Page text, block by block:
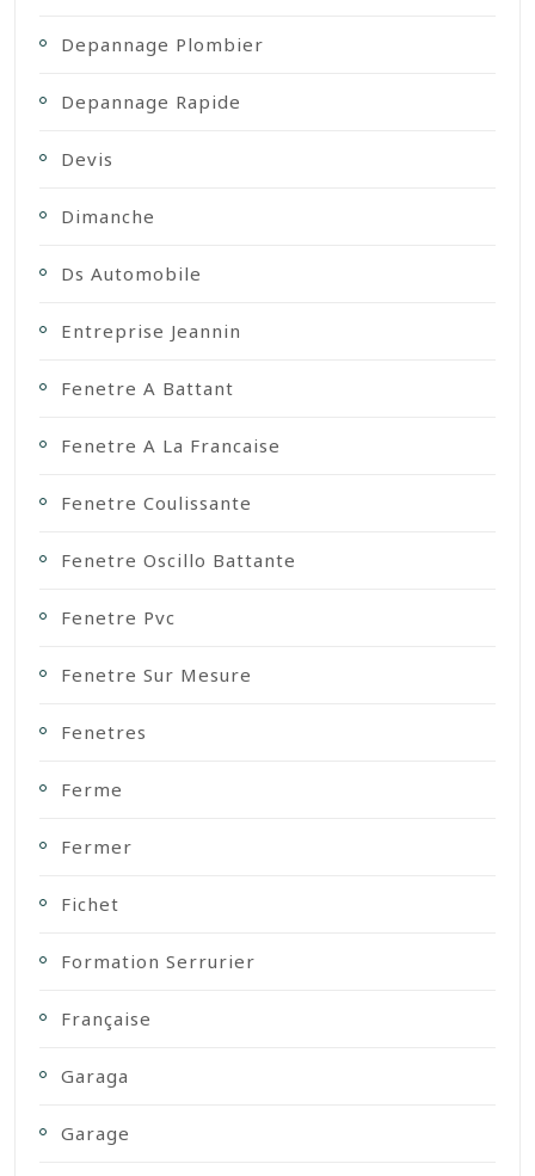
Depannage Plombier
Depannage Rapide
Devis
Dimanche
Ds Automobile
Entreprise Jeannin
Fenetre A Battant
Fenetre A La Francaise
Fenetre Coulissante
Fenetre Oscillo Battante
Fenetre Pvc
Fenetre Sur Mesure
Fenetres
Ferme
Fermer
Fichet
Formation Serrurier
Française
Garaga
Garage